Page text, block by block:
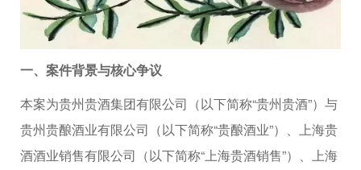
一、案件背景与核心争议
本案为贵州贵酒集团有限公司（以下简称“贵州贵酒”）与
贵州贵酿酒业有限公司（以下简称“贵酿酒业”）、上海贵
酒酒业销售有限公司（以下简称“上海贵酒销售”）、上海